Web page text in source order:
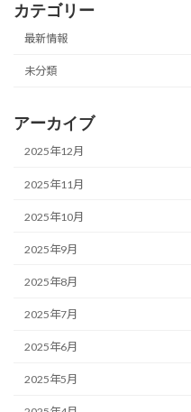
カテゴリー
最新情報
未分類
アーカイブ
2025年12月
2025年11月
2025年10月
2025年9月
2025年8月
2025年7月
2025年6月
2025年5月